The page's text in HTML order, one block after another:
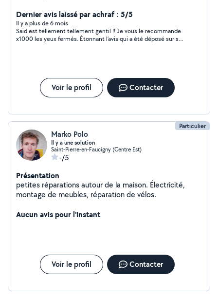
Dernier avis laissé par achraf : 5/5
Il y a plus de 6 mois
Saïd est tellement tellement gentil !! Je vous le recommande
x1000 les yeux fermés. Étonnant l’avis qui a été déposé sur son
Voir le profil Contacter
Particulier
Marko Polo
Il y a une solution
Saint-Pierre-en-Faucigny (Centre Est)
-/5
Présentation
petites réparations autour de la maison. Électricité,
montage de meubles, réparation de vélos.
Aucun avis pour l'instant
Voir le profil Contacter